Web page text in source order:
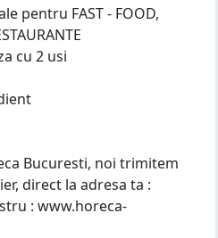
pentru FAST - FOOD,
cu 2 usi
Bucuresti, noi trimitem
direct la adresa ta :
: www.horeca-